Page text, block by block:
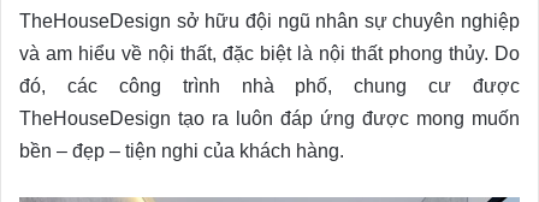
TheHouseDesign sở hữu đội ngũ nhân sự chuyên nghiệp
và am hiểu về nội thất, đặc biệt là nội thất phong thủy. Do
đó, các công trình nhà phố, chung cư được
TheHouseDesign tạo ra luôn đáp ứng được mong muốn
bền – đẹp – tiện nghi của khách hàng.